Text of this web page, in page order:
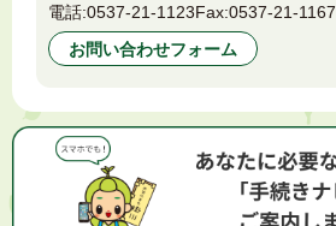
電話:0537-21-1123Fax:0537-21-1167
お問い合わせフォーム